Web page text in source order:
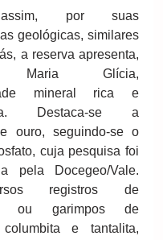
por suas
geológicas, similares
a reserva apresenta,
Maria Glícia,
mineral rica e
Destaca-se a
ouro, seguindo-se o
cuja pesquisa foi
pela Docegeo/Vale.
registros de
ou garimpos de
columbita e tantalita,